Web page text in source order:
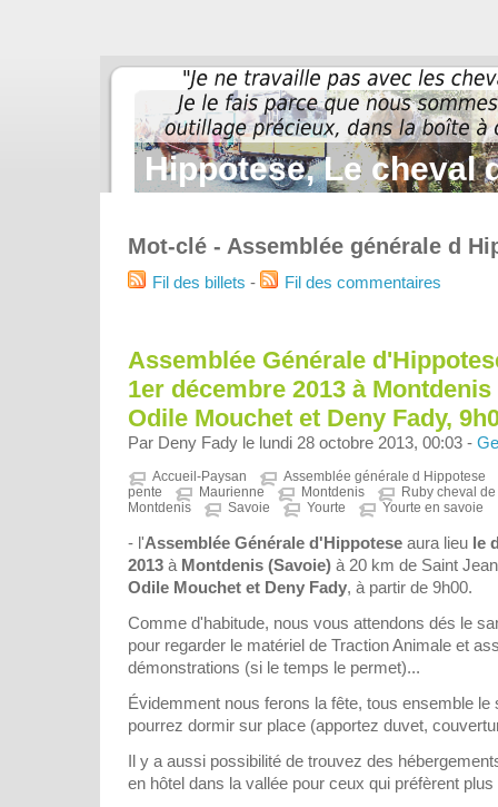
Hippotese, Le cheval
Mot-clé - Assemblée générale d
Fil des billets - Fil des commentaires
Assemblée Générale
1er décembre 2013 à
Odile Mouchet et Deny Fady,
Par Deny Fady le lundi 28 octobre 2013, 00:03 -
Accueil-Paysan
Assemblée générale d Hippotese
pente
Maurienne Montdenis
Ruby cheval
Montdenis
Savoie Yourte Yourte en savoie
- l'Assemblée Générale d'Hippotese aura lieu le
2013 à Montdenis (Savoie) à 20 km de Saint
Odile Mouchet et Deny Fady, à partir de 9h00.
Comme d'habitude, nous vous attendons dés le
pour regarder le matériel de Traction Animale et
démonstrations (si le temps le permet)...
Évidemment nous ferons la fête, tous ensemble le
pourrez dormir sur place (apportez duvet,
Il y a aussi possibilité de trouvez des
en hôtel dans la vallée pour ceux qui préfèrent